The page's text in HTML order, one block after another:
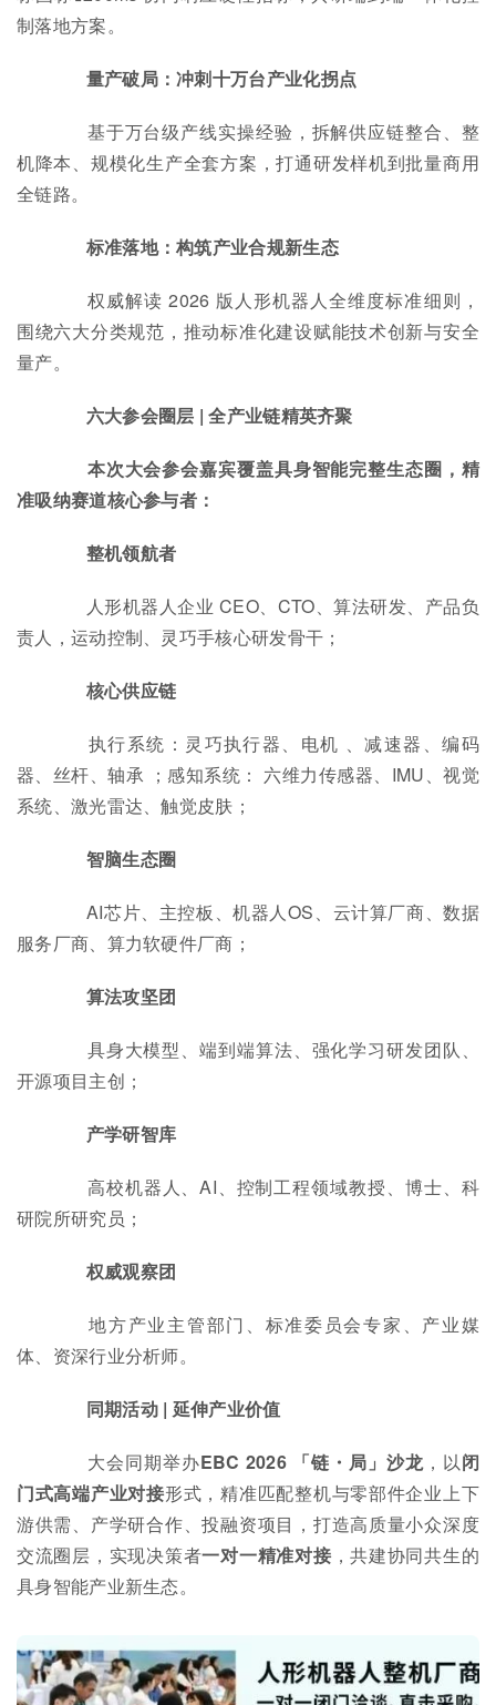
制落地方案。
量产破局：冲刺十万台产业化拐点
基于万台级产线实操经验，拆解供应链整合、整
机降本、规模化生产全套方案，打通研发样机到批量商用
全链路。
标准落地：构筑产业合规新生态
权威解读 2026 版人形机器人全维度标准细则，
围绕六大分类规范，推动标准化建设赋能技术创新与安全
量产。
六大参会圈层 | 全产业链精英齐聚
本次大会参会嘉宾覆盖具身智能完整生态圈，精
准吸纳赛道核心参与者：
整机领航者
人形机器人企业 CEO、CTO、算法研发、产品负
责人，运动控制、灵巧手核心研发骨干；
核心供应链
执行系统：灵巧执行器、电机 、减速器、编码
器、丝杆、轴承 ；感知系统： 六维力传感器、IMU、视觉
系统、激光雷达、触觉皮肤；
智脑生态圈
AI芯片、主控板、机器人OS、云计算厂商、数据
服务厂商、算力软硬件厂商；
算法攻坚团
具身大模型、端到端算法、强化学习研发团队、
开源项目主创；
产学研智库
高校机器人、AI、控制工程领域教授、博士、科
研院所研究员；
权威观察团
地方产业主管部门、标准委员会专家、产业媒
体、资深行业分析师。
同期活动 | 延伸产业价值
大会同期举办EBC 2026 「链・局」沙龙，以闭
门式高端产业对接形式，精准匹配整机与零部件企业上下
游供需、产学研合作、投融资项目，打造高质量小众深度
交流圈层，实现决策者一对一精准对接 ，共建协同共生的
具身智能产业新生态。